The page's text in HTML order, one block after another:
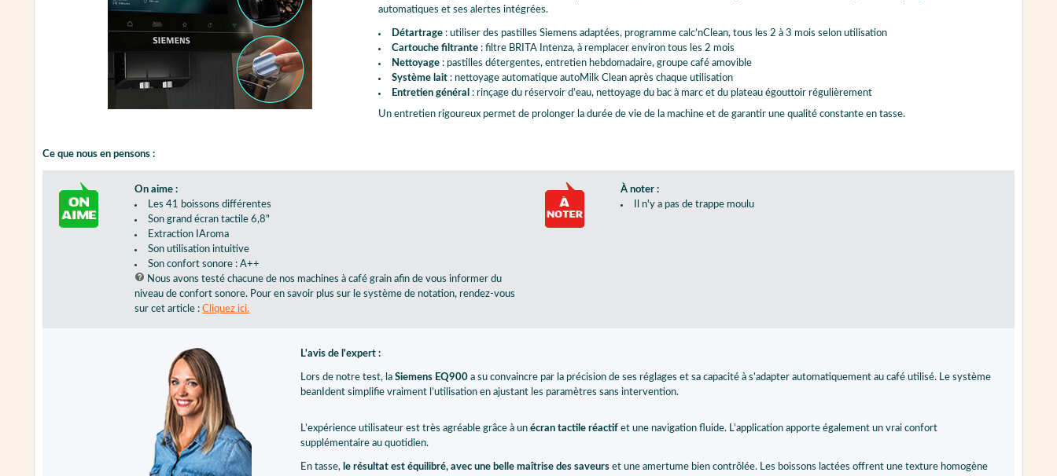
automatiques et ses alertes intégrées.
Détartrage: utiliser des pastilles Siemens adaptées, programme calc’nClean, tous les 2 à 3 mois selon utilisation
Cartouche filtrante : filtre BRITA Intenza, à remplacer environ tous les 2 mois
Nettoyage : pastilles détergentes, entretien hebdomadaire, groupe café amovible
Système lait: nettoyage automatique autoMilk Clean après chaque utilisation
Entretien général
: rinçage du réservoir d’eau, nettoyage du bac à marc et du plateau égouttoir régulièrement
Un entretien rigoureux permet de prolonger la durée de vie de la machine et de garantir une qualité constante en tasse.
Ce que nous en pensons :
On aime :
Les 41 boissons différentes
Son grand écran tactile 6,8"
Extraction IAroma
Son utilisation intuitive
Son confort sonore : A++
Nous avons testé chacune de nos machines à café grain afin de vous informer du
niveau de confort sonore. Pour en savoir plus sur le système de notation, rendez-vous
sur cet article :Cliquez ici.
À noter :
Il n'y a pas de trappe moulu
L'avis de l'expert :
Lors de notre test, la Siemens EQ900 a su convaincre par la précision de ses réglages et sa capacité à s’adapter automatiquement au café utilisé. Le système
beanIdent simplifie vraiment l’utilisation en ajustant les paramètres sans intervention.
L’expérience utilisateur est très agréable grâce à un écran tactile réactif et une navigation fluide. L’application apporte également un vrai confort
supplémentaire au quotidien.
En tasse, le résultat est équilibré, avec une belle maîtrise des saveurs et une amertume bien contrôlée. Les boissons lactées offrent une texture homogène